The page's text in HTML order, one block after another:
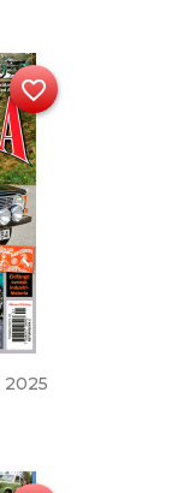
2025
favorite_border